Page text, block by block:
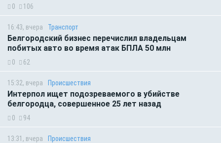
0 106
16:43, вчера Транспорт
Белгородский бизнес перечислил владельцам
побитых авто во время атак БПЛА 50 млн
0 62
15:32, вчера Происшествия
Интерпол ищет подозреваемого в убийстве
белгородца, совершенное 25 лет назад
0 94
13:31, вчера Происшествия